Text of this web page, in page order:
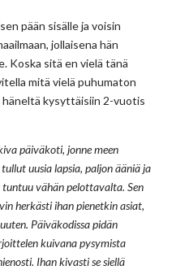
pään sisälle ja voisin
jollaisena hän
Koska sitä en vielä tänä
mitä vielä puhumaton
kysyttäisiin 2-vuotis
päiväkoti, jonne meen
uusia lapsia, paljon ääniä ja
vähän pelottavalta. Sen
herkästi ihan pienetkin asiat,
Päiväkodissa pidän
kuivana pysymista
Ihan kivasti se siellä